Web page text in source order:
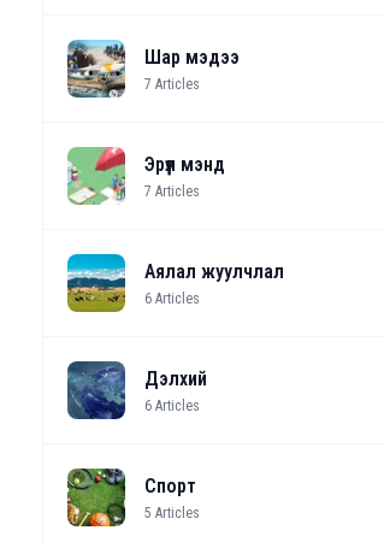
Шар мэдээ
7 Articles
Эрүүл мэнд
7 Articles
Аялал жуулчлал
6 Articles
Дэлхий
6 Articles
Спорт
5 Articles